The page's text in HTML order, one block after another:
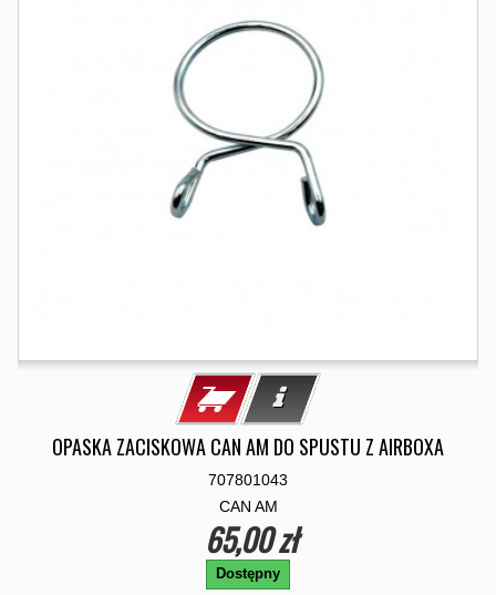
OPASKA ZACISKOWA CAN AM DO SPUSTU Z AIRBOXA
707801043
CAN AM
65,00 zł
Dostępny